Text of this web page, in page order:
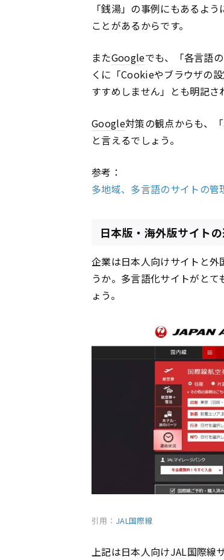
「銭湯」の事例にもあるよ
ことがあるからです。
またGoogleでも、「各言語
くに「Cookieやブラウザの
すすめしません」とも明記さ
Google対策の観点からも、
と言えるでしょう。
参考：
多地域、多言語のサイトの管
日本版・海外版サイト
企業は日本人向けサイトと
うか。多言語化サイトがと
ょう。
引用： JAL国際線
上記は日本人向けJAL国際線